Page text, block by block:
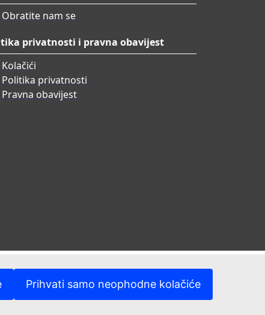
Prihvati samo neophodne kolačiće
Obratite nam se
privatnosti i pravna obavijest
Kolačići
Politika privatnosti
Pravna obavijest